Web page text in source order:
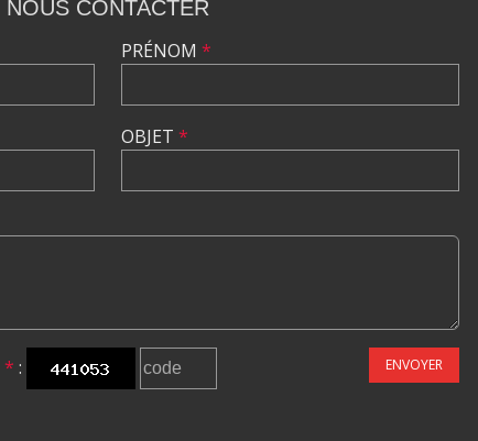
NOUS CONTACTER
PRÉNOM *
OBJET *
* : ENVOYER